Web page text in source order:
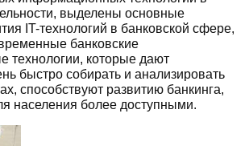
выделены основные
IT-технологий в банковской сфере,
банковские
технологии, которые дают
быстро собирать и анализировать
способствуют развитию банкинга,
населения более доступными.